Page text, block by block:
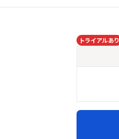
トライアルあり